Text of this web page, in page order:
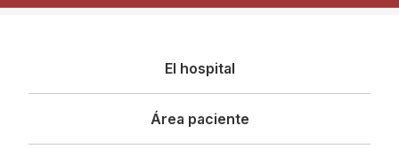
principal
El hospital
Área paciente